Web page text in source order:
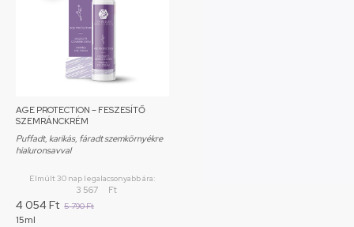
AGE PROTECTION – FESZESÍTŐ
SZEMRÁNCKRÉM
Puffadt, karikás, fáradt szemkörnyékre
hialuronsavval
Elmúlt 30 nap legalacsonyabb ára:
3 567 Ft
5 790Ft
4 054Ft
15ml